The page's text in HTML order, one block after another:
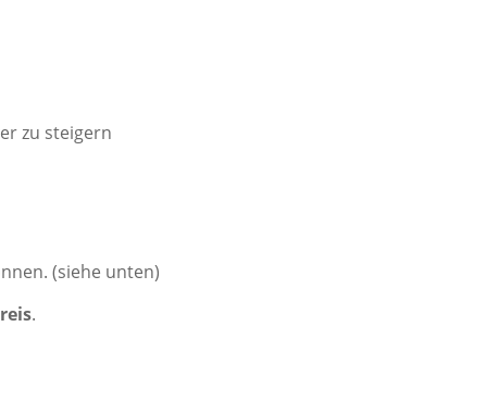
zu steigern
(siehe unten)
.